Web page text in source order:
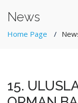
News
Home Page
15.